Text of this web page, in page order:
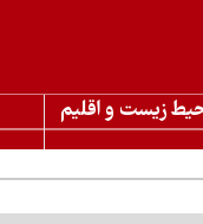
زیست و اقلیم